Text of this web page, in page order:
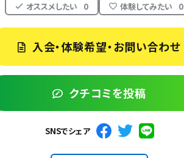
オススメしたい 0 体験してみたい 0
入会・体験希望・お問い合わせ
クチコミを投稿
SNSでシェア